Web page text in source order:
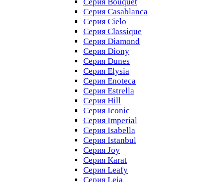
Серия Casablanсa
Серия Cielo
Серия Classique
Серия Diamond
Серия Diony
Серия Dunes
Серия Elysia
Серия Enoteca
Серия Estrella
Серия Hill
Серия Iconic
Серия Imperial
Серия Isabella
Серия Istanbul
Серия Joy
Серия Karat
Серия Leafy
Серия Leia